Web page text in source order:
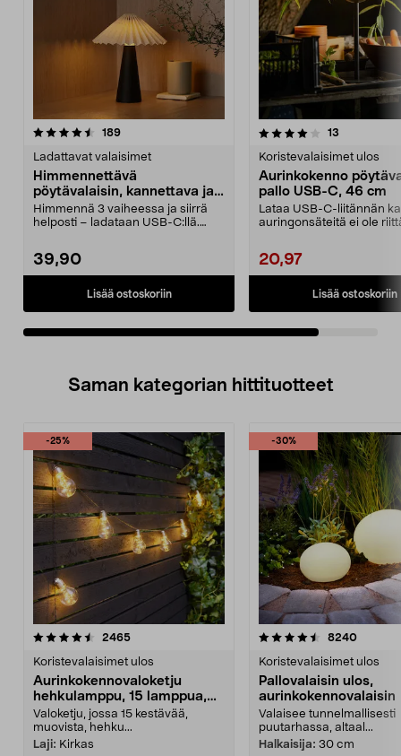
189arvostelut
Ladattavat valaisimet
Himmennettävä
pöytävalaisin, kannettava ja
ladattava
Himmennä 3 vaiheessa ja siirrä
helposti – ladataan USB-C:llä.
39,90
Lisää ostoskoriin
4.0viidestä
13
Koristevalaisimet ulos
Aurinkokenno
pallo USB-C, 46 cm
Lataa USB-C-liitännän
auringonsäteitä ei ole
20,97
Lisää ostoskoriin
Saman kategorian hittituotteet
-25%
2465arvostelut
Koristevalaisimet ulos
Aurinkokennovaloketju
hehkulamppu, 15 lamppua,
7,2 m
Valoketju, jossa 15 kestävää,
muovista, hehku...
Laji: Kirkas
-30%
4.5 viidestä
8240
Koristevalaisimet ulos
Pallovalaisin ulos,
aurinkokennovalaisin
Valaisee tunnelmallisesti
puutarhassa, altaal...
Halkaisija: 30 cm
4.5 viidestä